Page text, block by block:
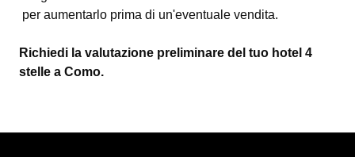
per aumentarlo prima di un'eventuale vendita.
Richiedi la valutazione preliminare del tuo hotel 4
stelle a Como.